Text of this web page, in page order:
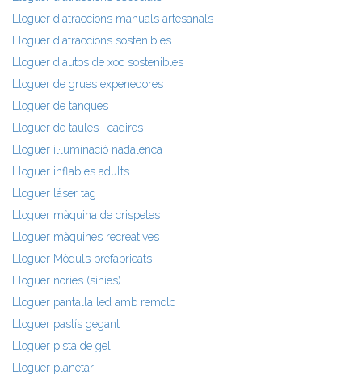
Lloguer d'atraccions manuals artesanals
Lloguer d'atraccions sostenibles
Lloguer d'autos de xoc sostenibles
Lloguer de grues expenedores
Lloguer de tanques
Lloguer de taules i cadires
Lloguer il·luminació nadalenca
Lloguer inflables adults
Lloguer láser tag
Lloguer màquina de crispetes
Lloguer màquines recreatives
Lloguer Mòduls prefabricats
Lloguer nories (sínies)
Lloguer pantalla led amb remolc
Lloguer pastís gegant
Lloguer pista de gel
Lloguer planetari